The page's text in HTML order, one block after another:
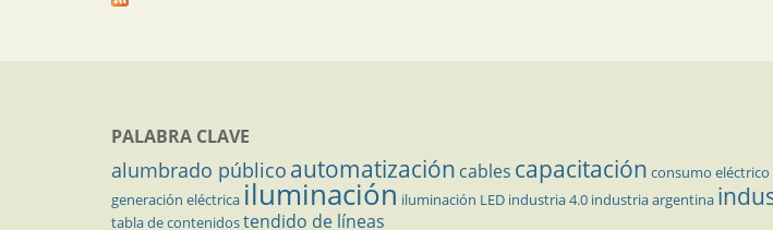
PALABRA CLAVE
alumbrado público automatización cables capacitación consumo eléctrico
generación eléctrica iluminación iluminación LED industria 4.0 industria argentina
tabla de contenidostendido de líneas